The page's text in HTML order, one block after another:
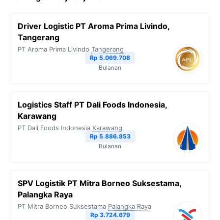
Driver Logistic PT Aroma Prima Livindo,
Tangerang
PT Aroma Prima Livindo Tangerang
Rp 5.069.708
Bulanan
Logistics Staff PT Dali Foods Indonesia,
Karawang
PT Dali Foods Indonesia Karawang
Rp 5.886.853
Bulanan
SPV Logistik PT Mitra Borneo Suksestama,
Palangka Raya
PT Mitra Borneo Suksestama Palangka Raya
Rp 3.724.679